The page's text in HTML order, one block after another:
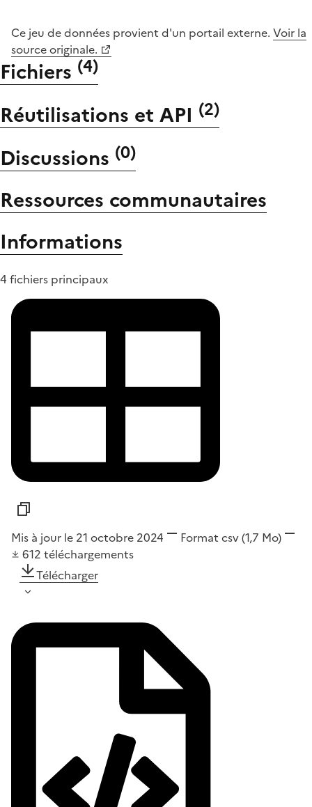
Ce jeu de données provient d'un portail externe. Voir la
source originale.
Fichiers (4)
Réutilisations et API (2)
Discussions (0)
Ressources communautaires
Informations
4 fichiers principaux
Mis à jour le 21 octobre 2024 Format csv(1,7 Mo)
612 téléchargements
Télécharger